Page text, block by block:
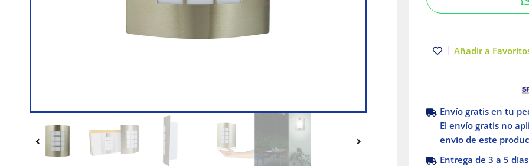
Satinado
TecnoliteAñadir a
Envío gratis en tu
El envío gratis no
envío de este
Entrega de 3 a 5 días